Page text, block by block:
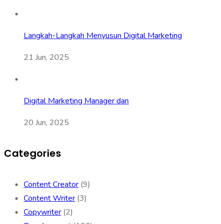
Langkah-Langkah Menyusun Digital Marketing
21 Jun, 2025
Digital Marketing Manager dan
20 Jun, 2025
Categories
Content Creator (9)
Content Writer (3)
Copywriter (2)